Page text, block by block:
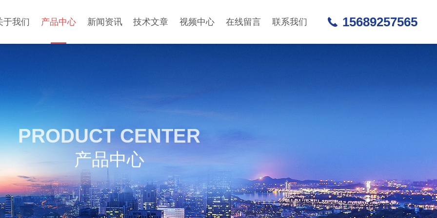
于我们 产品中心 新闻资讯 技术文章 视频中心 在线留言 联系我们 15689257565
PRODUCT CENTER
产品中心